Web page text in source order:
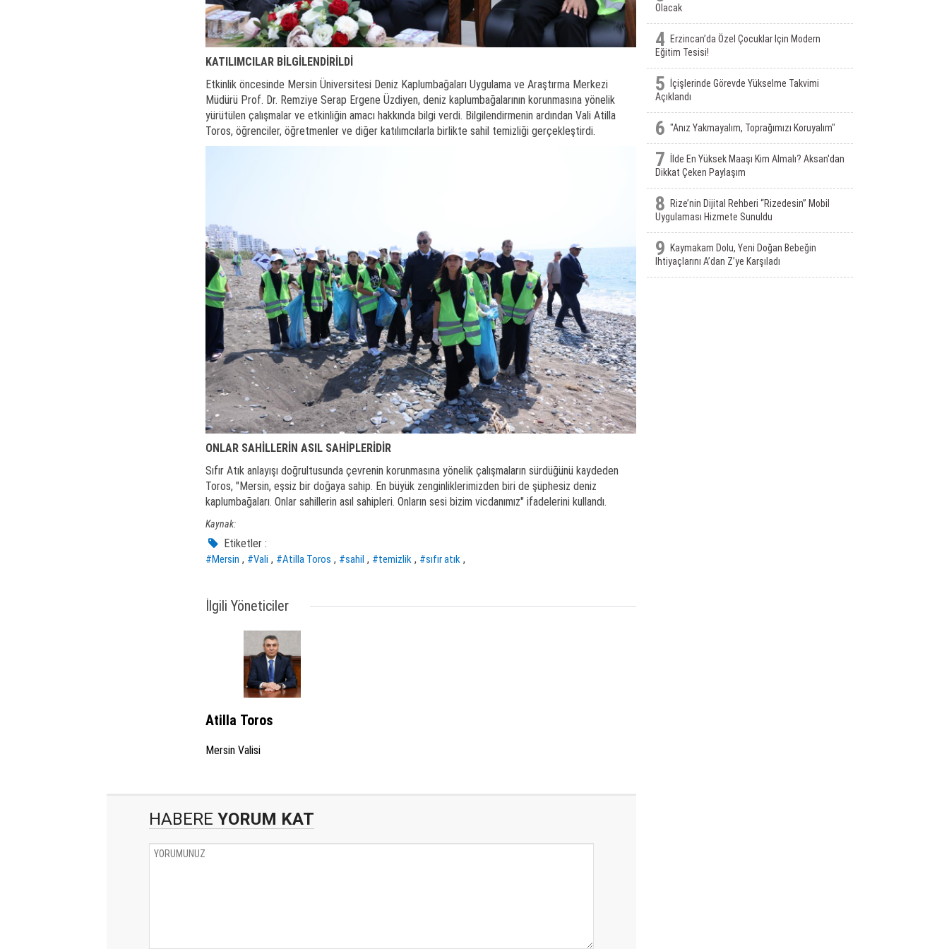
KATILIMCILAR BİLGİLENDİRİLDİ
Etkinlik öncesinde Mersin Üniversitesi Deniz Kaplumbağaları Uygulama ve Araştırma Merkezi
Müdürü Prof. Dr. Remziye Serap Ergene Üzdiyen, deniz kaplumbağalarının korunmasına yönelik
yürütülen çalışmalar ve etkinliğin amacı hakkında bilgi verdi. Bilgilendirmenin ardından Vali Atilla
Toros, öğrenciler, öğretmenler ve diğer katılımcılarla birlikte sahil temizliği gerçekleştirdi.
ONLAR SAHİLLERİN ASIL SAHİPLERİDİR
Sıfır Atık anlayışı doğrultusunda çevrenin korunmasına yönelik çalışmaların sürdüğünü kaydeden
Toros, "Mersin, eşsiz bir doğaya sahip. En büyük zenginliklerimizden biri de şüphesiz deniz
kaplumbağaları. Onlar sahillerin asıl sahipleri. Onların sesi bizim vicdanımız" ifadelerini kullandı.
Kaynak:
Etiketler :
#Mersin , #Vali , #Atilla Toros , #sahil , #temizlik, #sıfır atık,
İlgili Yöneticiler
Atilla Toros
Mersin Valisi
HABERE YORUM KAT
Olacak
4
Erzincan’da Özel Çocuklar Için Modern
Eğitim Tesisi!
5
İçişlerinde Görevde Yükselme Takvimi
Açıklandı
6 "Anız Yakmayalım, Toprağımızı Koruyalım"
7
İlde En Yüksek Maaşı Kim Almalı? Aksan'dan
Dikkat Çeken Paylaşım
8
Rize’nin Dijital Rehberi “Rizedesin” Mobil
Uygulaması Hizmete Sunuldu
9
Kaymakam Dolu, Yeni Doğan Bebeğin
Ihtiyaçlarını A’dan Z’ye Karşıladı